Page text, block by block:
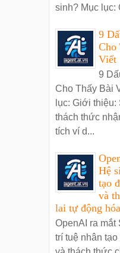
sinh? Mục lục:
9
Cho
Viết
9
Cho Thấy Bài
lục: Giới
thách thức
tích ví d...
Hệ
tạo
và
lai tự động hóa
OpenAI ra mắt
trí tuệ nhân